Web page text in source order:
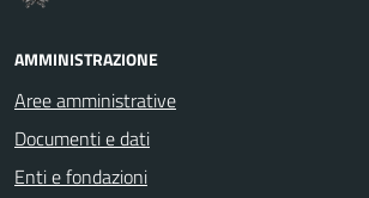
AMMINISTRAZIONE
Aree amministrative
Documenti e dati
Enti e fondazioni